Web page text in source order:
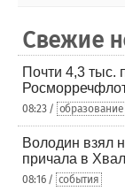
Свежие
Почти 4,3 тыс.
08:23 / образование
Володин взял
причала в
08:16 / события